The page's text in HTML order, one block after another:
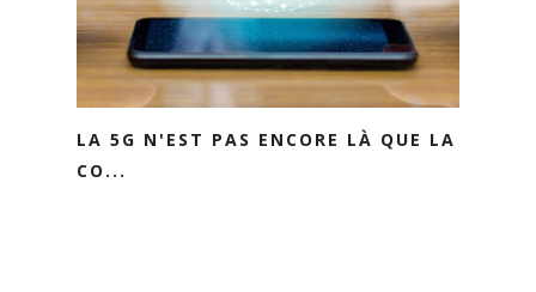
LA 5G N'EST PAS ENCORE LÀ QUE LA
CO...